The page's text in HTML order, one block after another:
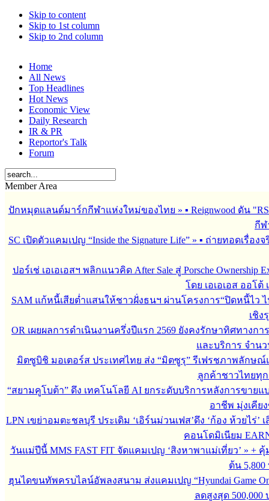
Skip to content
Skip to 1st column
Skip to 2nd column
Home
All News
Top Headlines
Hot News
Economic View
Daily Research
IR & PR
Reportor's Talk
Forum
Member Area
ปักหมุดแลนด์มาร์กกีฬาแห่งใหม่ของไทย » ▪︎ Reignwood ดัน
กีฬ
SC เปิดตัวแคมเปญ “Inside the Signature Life” » ▪︎ ถ่ายทอดเรื่อง
ปอร์เช่ เอเอเอสฯ พลิกแนวคิด After Sale สู่ Porsche Ownership
โดย เอเอเอส ออโ
SAM แก้หนี้เสียต่ำแสนให้ชาวฝั่งธนฯ ผ่านโครงการ“ปิดหนี้ไว
เชิง
OR เผยผลการดำเนินงานครึ่งปีแรก 2569 ยังคงรักษาทิศทางกา
และบริการ จำนว
มิตซูบิชิ มอเตอร์ส ประเทศไทย ส่ง “มิตซูรุ” รีเฟรชภาพลักษณ์
ลูกค้าชาวไทยทุก
“สยามคูโบต้า” ดึง เทคโนโลยี AI ยกระดับบริการหลังการขาย
อาชีพ มุ่งเคีย
LPN เขย่าอมตะชลบุรี ประเดิม ‘เอิร์นม่วนเฟส’ดึง ‘ก้อง ห้วยไร่’
คอนโดมิเนียม
วันแม่ปีนี้ MMS FAST FIT จัดแคมเปญ ‘สิงหาพาแม่เที่ยว’ » + คุ้
ต้น
ฮุนไดขนทัพครบไลน์อัพลงสนาม ส่งแคมเปญ “Hyundai Game
ลดสูงสุด 500,000